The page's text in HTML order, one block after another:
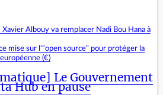
Albouy va remplacer Nadi Bou Hana à
mise sur l'“open source” pour protéger la
(€)
Le Gouvernement
Hub en pause